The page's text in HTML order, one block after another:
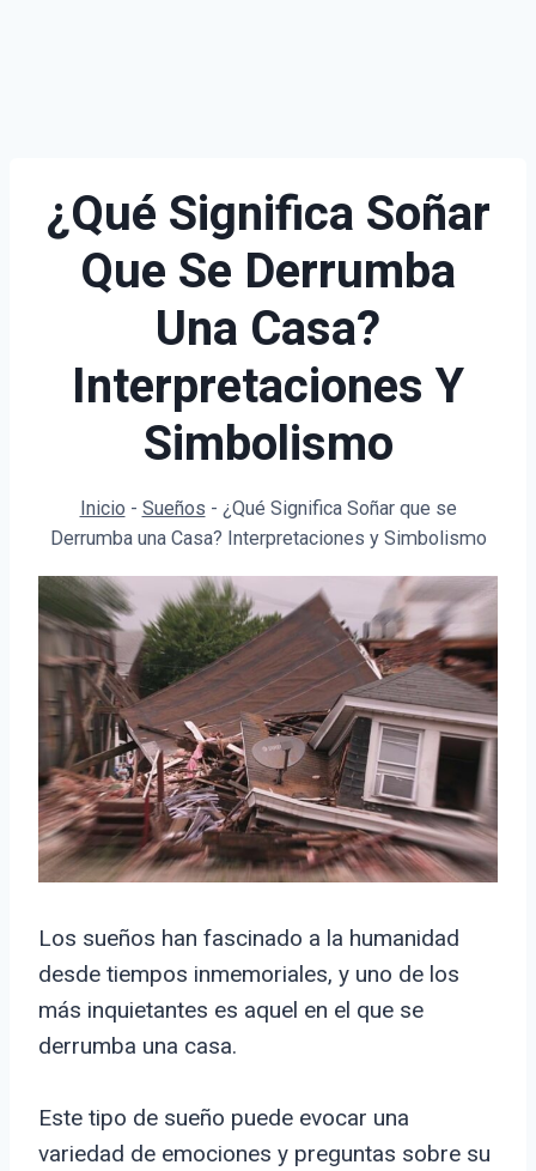
¿Qué Significa Soñar
Que Se Derrumba
Una Casa?
Interpretaciones Y
Simbolismo
Inicio - Sueños - ¿Qué Significa Soñar que se
Derrumba una Casa? Interpretaciones y Simbolismo
Los sueños han fascinado a la humanidad
desde tiempos inmemoriales, y uno de los
más inquietantes es aquel en el que se
derrumba una casa.
Este tipo de sueño puede evocar una
variedad de emociones y preguntas sobre su